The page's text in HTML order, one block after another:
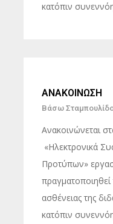
κατόπιν
ΑΝΑΚΟΙΝΩΣΗ
Βάσω
Ανακοινώνεται
«Ηλεκτρονικά
Προτύπων»
ασθένειας της
κατόπιν